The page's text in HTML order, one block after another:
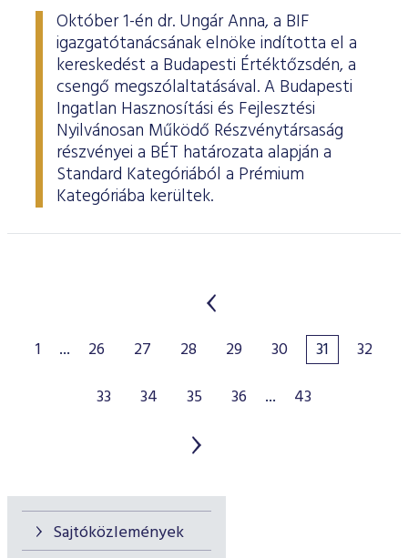
Sajtóközlemények
Október 1-én dr. Ungár Anna, a BIF
igazgatótanácsának elnöke indította el a
kereskedést a Budapesti Értéktőzsdén, a
csengő megszólaltatásával. A Budapesti
Ingatlan Hasznosítási és Fejlesztési
Nyilvánosan Működő Részvénytársaság
részvényei a BÉT határozata alapján a
Standard Kategóriából a Prémium
Kategóriába kerültek.
1 ... 26 27 28 29 30 31
32
33
34 35 36 ... 43